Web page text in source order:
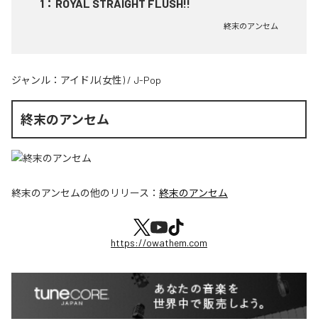
1 ： ROYAL STRAIGHT FLUSH!!
終末のアンセム
ジャンル： アイドル(女性) / J-Pop
終末のアンセム
終末のアンセムの他のリリース： 終末のアンセム
https://owathem.com